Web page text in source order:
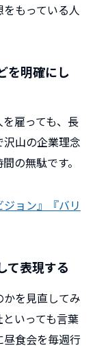
もっている人
を明確にし
雇っても、長
山の企業理念
の無駄です。
ョン』『バリ
て表現する
を見直してみ
いっても言葉
食会を毎週行